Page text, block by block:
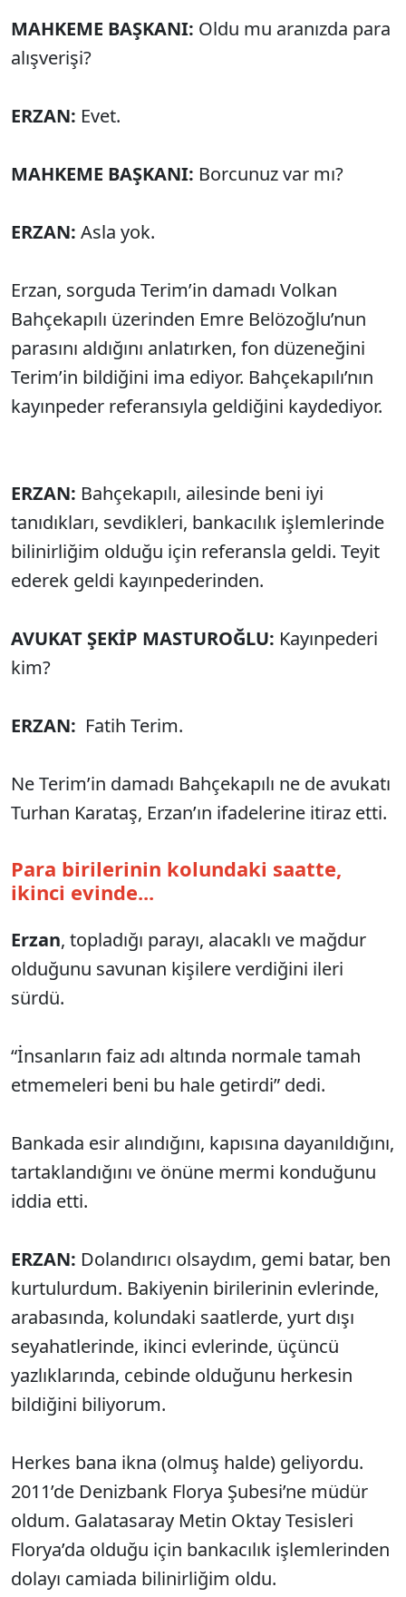
MAHKEME BAŞKANI: Oldu mu aranızda para
alışverişi?
ERZAN: Evet.
MAHKEME BAŞKANI: Borcunuz var mı?
ERZAN: Asla yok.
Erzan, sorguda Terim’in damadı Volkan
Bahçekapılı üzerinden Emre Belözoğlu’nun
parasını aldığını anlatırken, fon düzeneğini
Terim’in bildiğini ima ediyor. Bahçekapılı’nın
kayınpeder referansıyla geldiğini kaydediyor.
ERZAN: Bahçekapılı, ailesinde beni iyi
tanıdıkları, sevdikleri, bankacılık işlemlerinde
bilinirliğim olduğu için referansla geldi. Teyit
ederek geldi kayınpederinden.
AVUKAT ŞEKİP MASTUROĞLU: Kayınpederi
kim?
ERZAN: Fatih Terim.
Ne Terim’in damadı Bahçekapılı ne de avukatı
Turhan Karataş, Erzan’ın ifadelerine itiraz etti.
Para birilerinin kolundaki saatte,
ikinci evinde...
Erzan, topladığı parayı, alacaklı ve mağdur
olduğunu savunan kişilere verdiğini ileri
sürdü.
“İnsanların faiz adı altında normale tamah
etmemeleri beni bu hale getirdi” dedi.
Bankada esir alındığını, kapısına dayanıldığını,
tartaklandığını ve önüne mermi konduğunu
iddia etti.
ERZAN: Dolandırıcı olsaydım, gemi batar, ben
kurtulurdum. Bakiyenin birilerinin evlerinde,
arabasında, kolundaki saatlerde, yurt dışı
seyahatlerinde, ikinci evlerinde, üçüncü
yazlıklarında, cebinde olduğunu herkesin
bildiğini biliyorum.
Herkes bana ikna (olmuş halde) geliyordu.
2011’de Denizbank Florya Şubesi’ne müdür
oldum. Galatasaray Metin Oktay Tesisleri
Florya’da olduğu için bankacılık işlemlerinden
dolayı camiada bilinirliğim oldu.